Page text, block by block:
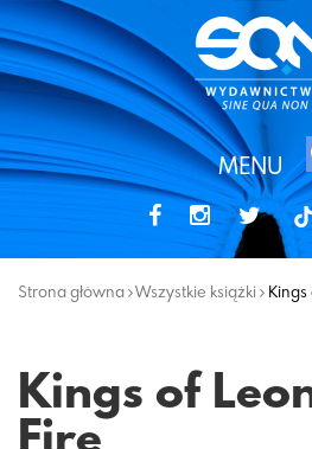
MENU
Strona główna Wszystkie książki
Kings of